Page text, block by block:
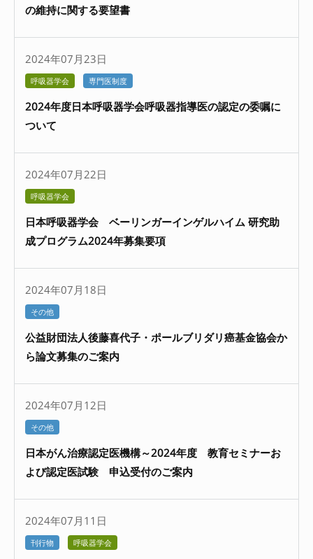
の維持に関する要望書
2024年07月23日
呼吸器学会 専門医制度
2024年度日本呼吸器学会呼吸器指導医の認定の委嘱に
ついて
2024年07月22日
呼吸器学会
日本呼吸器学会 ベーリンガーインゲルハイム 研究助
成プログラム2024年募集要項
2024年07月18日
その他
公益財団法人後藤喜代子・ポールブリダリ癌基金協会か
ら論文募集のご案内
2024年07月12日
その他
日本がん治療認定医機構～2024年度 教育セミナーお
よび認定医試験 申込受付のご案内
2024年07月11日
刊行物 呼吸器学会